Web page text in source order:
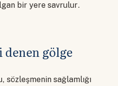
bir yere savrulur.
gölge
sözleşmenin sağlamlığı